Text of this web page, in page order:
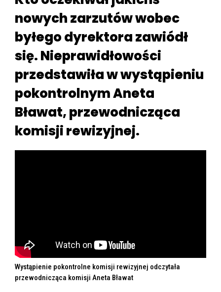
nowych zarzutów wobec
byłego dyrektora zawiódł
się. Nieprawidłowości
przedstawiła w wystąpieniu
pokontrolnym Aneta
Bławat, przewodnicząca
komisji rewizyjnej.
Wystąpienie pokontrolne komisji rewizyjnej odczytała
przewodnicząca komisji Aneta Bławat